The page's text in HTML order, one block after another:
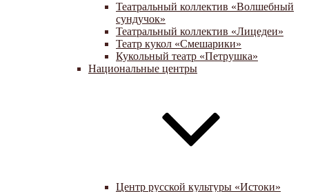
Театральный коллектив «Волшебный
сундучок»
Театральный коллектив «Лицедеи»
Театр кукол «Смешарики»
Кукольный театр «Петрушка»
Национальные центры
Центр русской культуры «Истоки»